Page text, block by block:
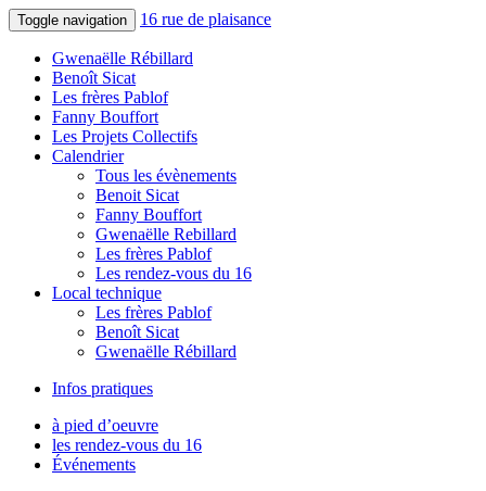
Toggle navigation 16 rue de plaisance
Gwenaëlle Rébillard
Benoît Sicat
Les frères Pablof
Fanny Bouffort
Les Projets Collectifs
Calendrier
Tous les évènements
Benoit Sicat
Fanny Bouffort
Gwenaëlle Rebillard
Les frères Pablof
Les rendez-vous du 16
Local technique
Les frères Pablof
Benoît Sicat
Gwenaëlle Rébillard
Infos pratiques
à pied d’oeuvre
les rendez-vous du 16
Événements